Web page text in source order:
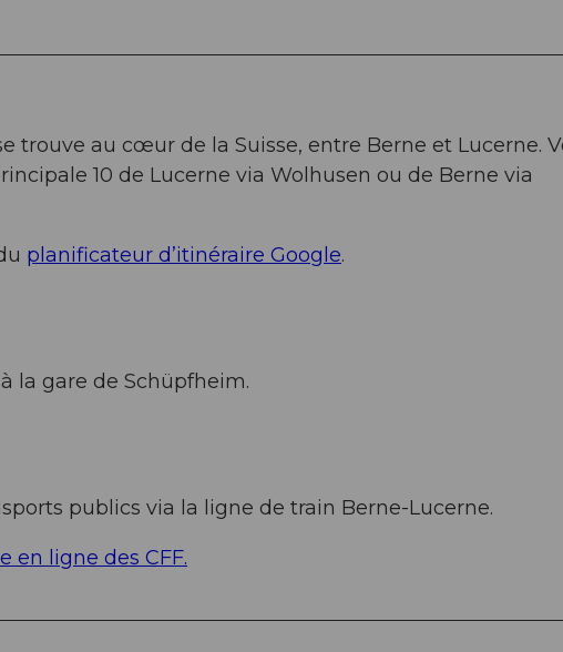
trouve au cœur de la Suisse, entre Berne et Lucerne.
10 de Lucerne via Wolhusen ou de Berne via
planificateur d’itinéraire Google.
la gare de Schüpfheim.
publics via la ligne de train Berne-Lucerne.
en ligne des CFF.